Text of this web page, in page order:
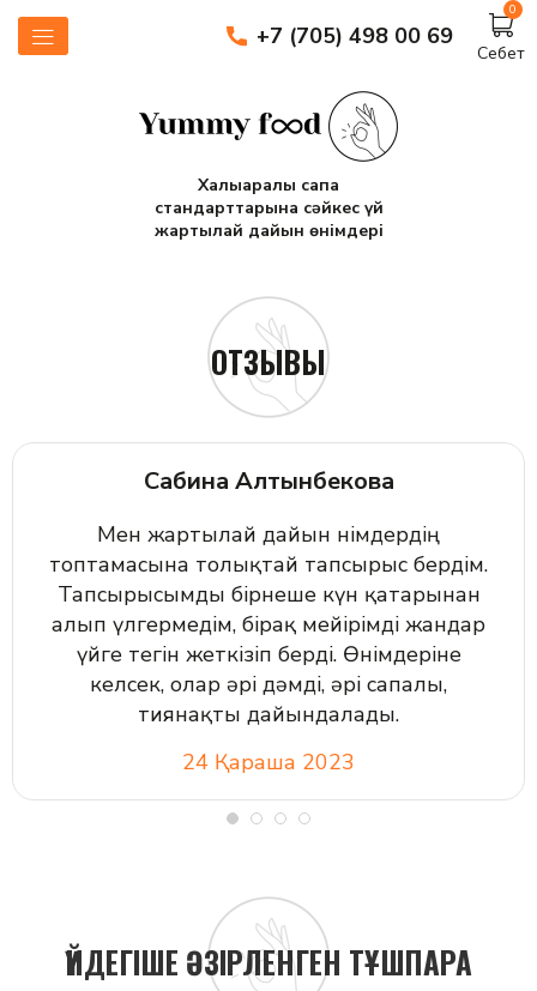
+7 (705) 498 00 69
0
Себет
Халықаралық сапа
стандарттарына сәйкес үй
жартылай дайын өнімдері
ОТЗЫВЫ
Сабина Алтынбекова
Мен жартылай дайын өнімдердің
топтамасына толықтай тапсырыс бердім.
Тапсырысымды бірнеше күн қатарынан
алып үлгермедім, бірақ мейірімді жандар
үйге тегін жеткізіп берді. Өнімдеріне
келсек, олар әрі дәмді, әрі сапалы,
тиянақты дайындалады.
24 Қараша 2023
ҮЙДЕГІШЕ ӘЗІРЛЕНГЕН ТҰШПАРА